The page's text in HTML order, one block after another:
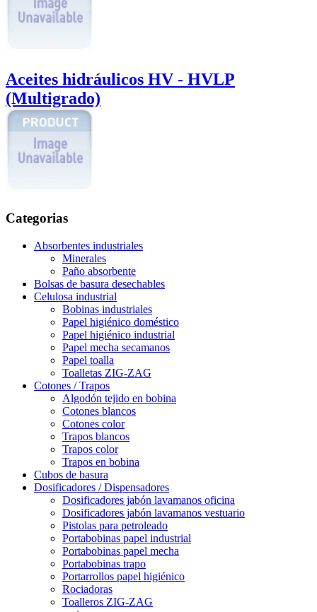
Aceites hidráulicos HV - HVLP
(Multigrado)
Categorias
Absorbentes industriales
Minerales
Paño absorbente
Bolsas de basura desechables
Celulosa industrial
Bobinas industriales
Papel higiénico doméstico
Papel higiénico industrial
Papel mecha secamanos
Papel toalla
Toalletas ZIG-ZAG
Cotones / Trapos
Algodón tejido en bobina
Cotones blancos
Cotones color
Trapos blancos
Trapos color
Trapos en bobina
Cubos de basura
Dosificadores / Dispensadores
Dosificadores jabón lavamanos oficina
Dosificadores jabón lavamanos vestuario
Pistolas para petroleado
Portabobinas papel industrial
Portabobinas papel mecha
Portabobinas trapo
Portarrollos papel higiénico
Rociadoras
Toalleros ZIG-ZAG